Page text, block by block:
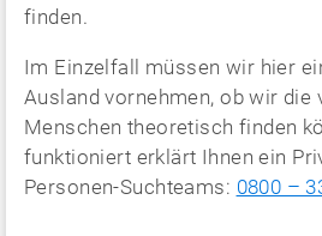
finden.
Im Einzelfall müssen wir hier
Ausland vornehmen, ob wir die
Menschen theoretisch finden
funktioniert erklärt Ihnen ein
Personen-Suchteams: 0800 –